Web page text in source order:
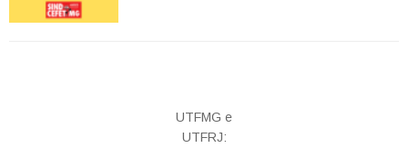
UTFMG e
UTFRJ: